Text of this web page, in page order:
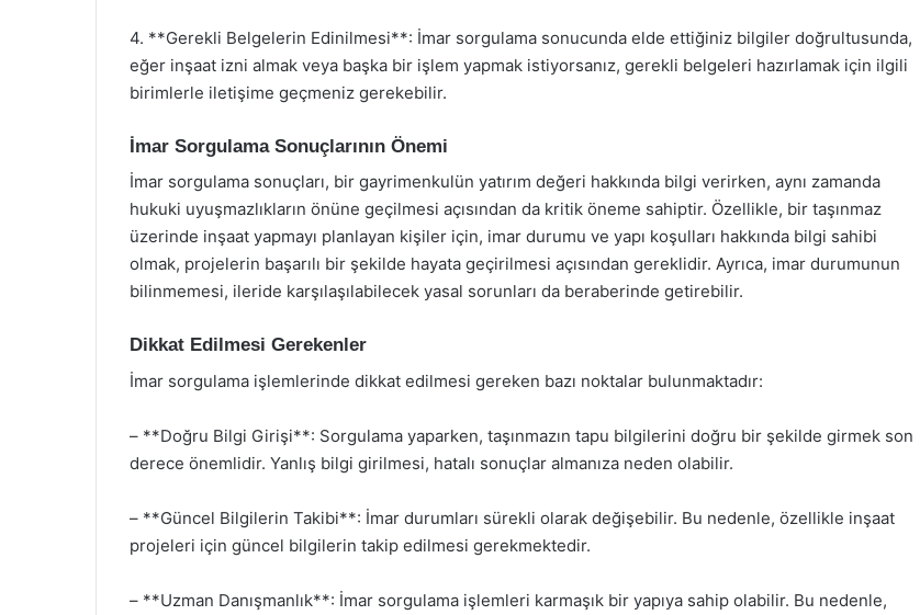
4. **Gerekli Belgelerin Edinilmesi**: İmar sorgulama sonucunda elde ettiğiniz bilgiler doğrultusunda,
eğer inşaat izni almak veya başka bir işlem yapmak istiyorsanız, gerekli belgeleri hazırlamak için ilgili
birimlerle iletişime geçmeniz gerekebilir.
İmar Sorgulama Sonuçlarının Önemi
İmar sorgulama sonuçları, bir gayrimenkulün yatırım değeri hakkında bilgi verirken, aynı zamanda
hukuki uyuşmazlıkların önüne geçilmesi açısından da kritik öneme sahiptir. Özellikle, bir taşınmaz
üzerinde inşaat yapmayı planlayan kişiler için, imar durumu ve yapı koşulları hakkında bilgi sahibi
olmak, projelerin başarılı bir şekilde hayata geçirilmesi açısından gereklidir. Ayrıca, imar durumunun
bilinmemesi, ileride karşılaşılabilecek yasal sorunları da beraberinde getirebilir.
Dikkat Edilmesi Gerekenler
İmar sorgulama işlemlerinde dikkat edilmesi gereken bazı noktalar bulunmaktadır:
– **Doğru Bilgi Girişi**: Sorgulama yaparken, taşınmazın tapu bilgilerini doğru bir şekilde girmek son
derece önemlidir. Yanlış bilgi girilmesi, hatalı sonuçlar almanıza neden olabilir.
– **Güncel Bilgilerin Takibi**: İmar durumları sürekli olarak değişebilir. Bu nedenle, özellikle inşaat
projeleri için güncel bilgilerin takip edilmesi gerekmektedir.
– **Uzman Danışmanlık**: İmar sorgulama işlemleri karmaşık bir yapıya sahip olabilir. Bu nedenle,